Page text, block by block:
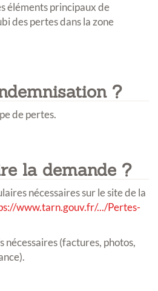
éléments principaux de
des pertes dans la zone
?
de pertes.
la demande ?
nécessaires sur le site de la
www.tarn.gouv.fr/.../Pertes-
nécessaires (factures, photos,